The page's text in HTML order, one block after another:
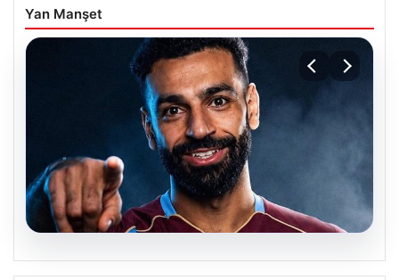
Yan Manşet
05.08.2026